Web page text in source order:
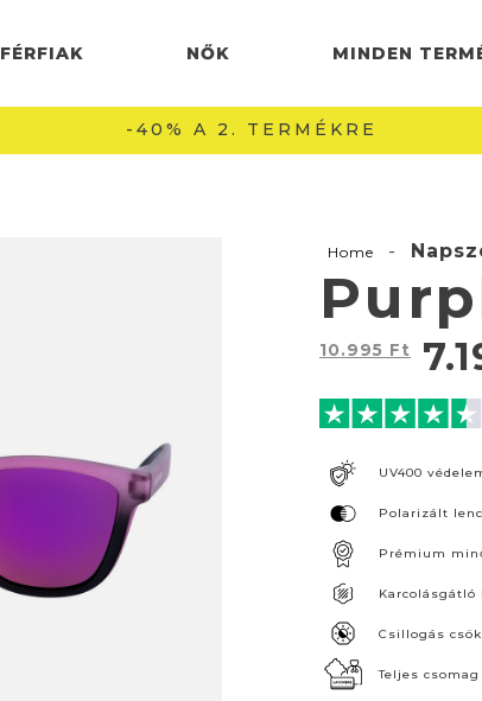
FÉRFIAK NŐK MINDEN
INGYENES SZÁLLÍTÁS 22990 FT FELETT
Home -
10.995 Ft
UV400
Polarizált
Prémium
Csillogás
Teljes csomag